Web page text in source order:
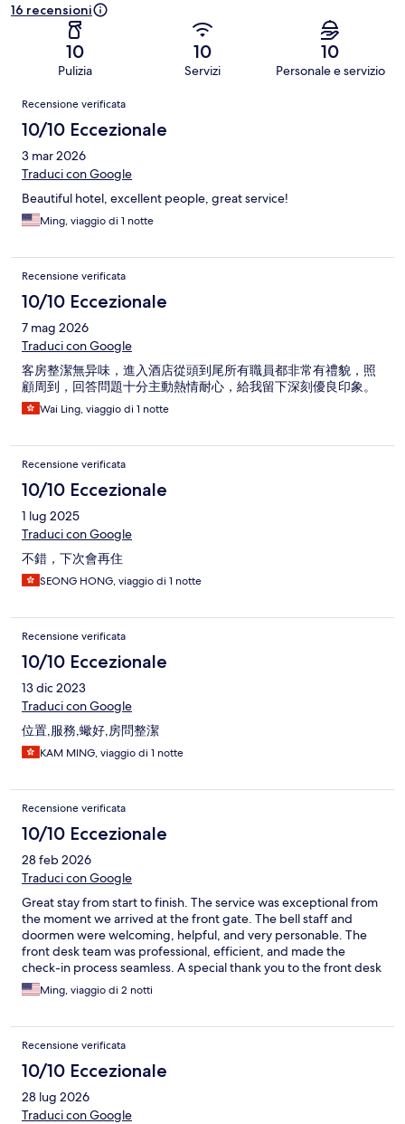
16 recensioni
10
Pulizia
10
Servizi
10
Personale e servizio
Recensioni
Recensione verificata
10/10 Eccezionale
3 mar 2026
Traduci con Google
Beautiful hotel, excellent people, great service!
Ming, viaggio di 1 notte
Recensione verificata
10/10 Eccezionale
7 mag 2026
Traduci con Google
客房整潔無异味，進入酒店從頭到尾所有職員都非常有禮貌，照
顧周到，回答問題十分主動熱情耐心，給我留下深刻優良印象。
Wai Ling, viaggio di 1 notte
Recensione verificata
10/10 Eccezionale
1 lug 2025
Traduci con Google
不錯，下次會再住
SEONG HONG, viaggio di 1 notte
Recensione verificata
10/10 Eccezionale
13 dic 2023
Traduci con Google
位置,服務,蠍好,房問整潔
KAM MING, viaggio di 1 notte
Recensione verificata
10/10 Eccezionale
28 feb 2026
Traduci con Google
Great stay from start to finish. The service was exceptional from
the moment we arrived at the front gate. The bell staff and
doormen were welcoming, helpful, and very personable. The
front desk team was professional, efficient, and made the
check-in process seamless. A special thank you to the front desk
check-in team — especially the young lady who helped us find
the most suitable room. I didn’t catch her name, but she
professionalism, and genuine care. She truly made a difference
in our experience. Housekeeping was efficient and thorough,
keeping everything spotless throughout our stay. The hotel
itself is beautifully built and very well maintained. I also sincerely
appreciate the staff who assisted me with post-stay matters.
They were extremely patient and helpful in resolving everything
Ming, viaggio di 2 notti
Recensione verificata
10/10 Eccezionale
28 lug 2026
Traduci con Google